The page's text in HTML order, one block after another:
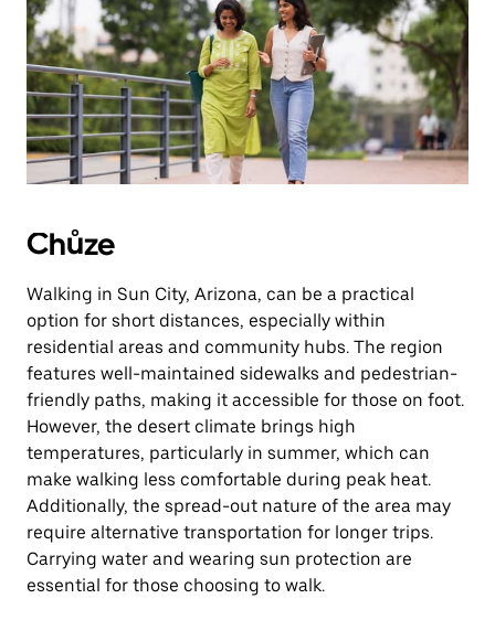
Chůze
Walking in Sun City, Arizona, can be a practical
option for short distances, especially within
residential areas and community hubs. The region
features well-maintained sidewalks and pedestrian-
friendly paths, making it accessible for those on foot.
However, the desert climate brings high
temperatures, particularly in summer, which can
make walking less comfortable during peak heat.
Additionally, the spread-out nature of the area may
require alternative transportation for longer trips.
Carrying water and wearing sun protection are
essential for those choosing to walk.